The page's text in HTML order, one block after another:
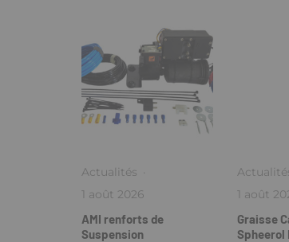
Actualités ·
1 août 2026
AMI renforts de
Suspension
1 août
Graisse
Spheerol